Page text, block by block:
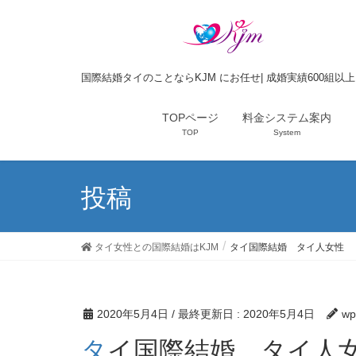
国際結婚タイのことならKJM にお任せ| 成婚実績600組以
TOPページ
TOP
料金システム案内
System
投稿
タイ女性との国際結婚はKJM タイ国際結婚 タイ人女性
2020年5月4日 / 最終更新日 : 2020年5月4日
タイ国際結婚 タイ人